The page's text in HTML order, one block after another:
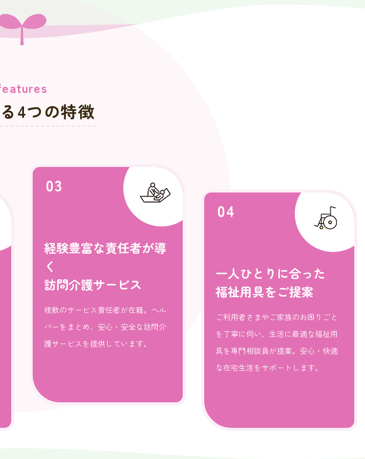
4つの特徴
03
経験豊富な責任者が導
く
訪問介護サービス
複数のサービス責任者が在籍。ヘル
パーをまとめ、安心・安全な訪問介
護サービスを提供しています。
04
一人ひとりに合った
福祉用具をご提案
ご利用者さまやご家族のお困りごと
を丁寧に伺い、生活に最適な福祉用
具を専門相談員が提案。安心・快適
な在宅生活をサポートします。